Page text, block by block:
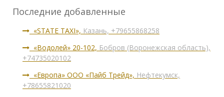
Последние добавленные
«STATE TAXI», Казань, +79655868258
«Водолей» 20-102, Бобров (Воронежская область),
+74735020102
«Европа» ООО «Пайб Трейд», Нефтекумск,
+78655821020